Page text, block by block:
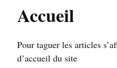
Accueil
Pour taguer les articles
d’accueil du site